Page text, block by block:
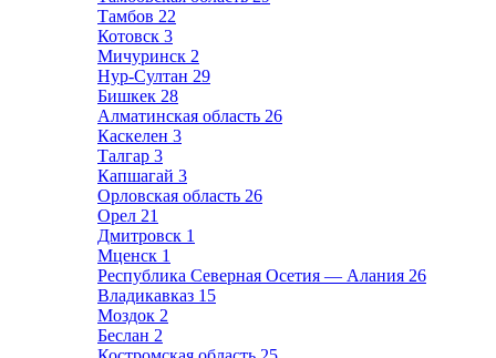
Тамбов 22
Котовск 3
Мичуринск 2
Нур-Султан 29
Бишкек 28
Алматинская область 26
Каскелен 3
Талгар 3
Капшагай 3
Орловская область 26
Орел 21
Дмитровск 1
Мценск 1
Республика Северная Осетия — Алания 26
Владикавказ 15
Моздок 2
Беслан 2